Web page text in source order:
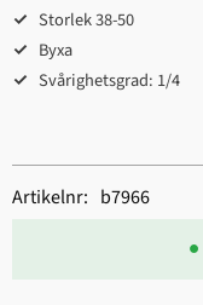
Storlek 38-50
Byxa
Svårighetsgrad: 1/4
Artikelnr b7966